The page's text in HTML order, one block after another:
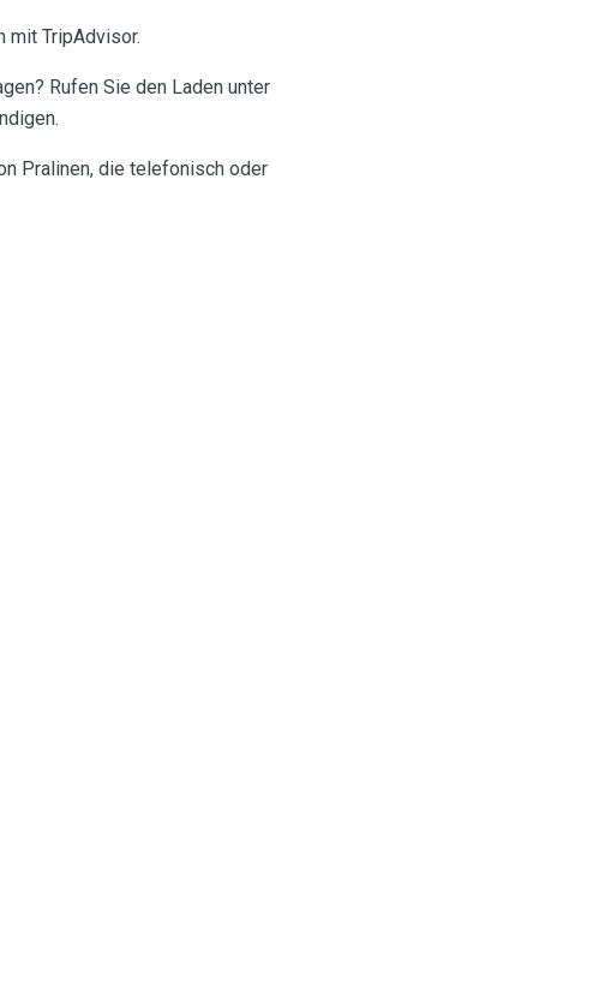
mit TripAdvisor.
Rufen Sie den Laden unter
Pralinen, die telefonisch oder